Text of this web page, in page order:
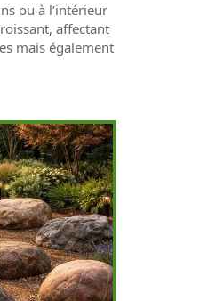
ou à l’intérieur
affectant
mais également